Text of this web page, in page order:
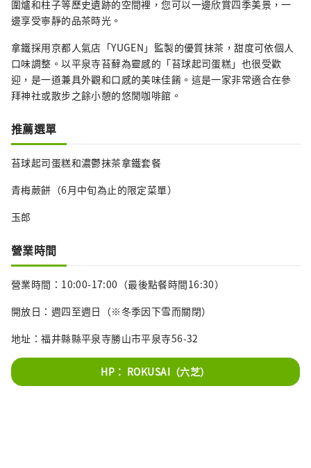
圍爐和柱子等歷史遺跡的空間裡，您可以一邊欣賞四季美景，一
邊享受寧靜的品茶時光。
拿鐵採用京都人氣店「YUGEN」監製的優質抹茶，甜度可依個人
口味調整。以平泉寺苔蘚為靈感的「苔球起司蛋糕」也很受歡
迎，是一道兼具外觀和口感的美味佳餚。這是一家非常適合在參
拜神社或散步之餘小憩的悠閒咖啡館。
推薦選單
苔球起司蛋糕和濃鬱抹茶拿鐵套餐
青梅蕨餅（6月中旬為止的限定菜單）
玉郎
營業時間
營業時間：10:00-17:00（最後點餐時間16:30）
開放日：週四至週日（※冬季因下雪而關閉）
地址：福井縣縣平泉寺勝山市平泉寺56-32
HP： ROKUSAI（六芝）